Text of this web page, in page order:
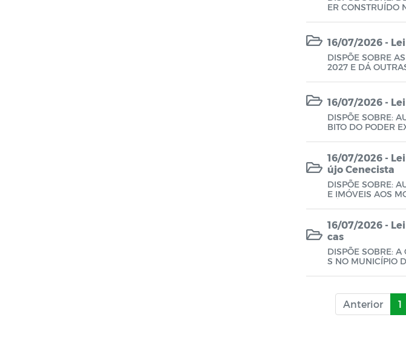
ER CONSTRUÍDO
16/07/2026 -
DISPÕE SOBRE
2027 E DÁ
16/07/2026 -
DISPÕE SOBRE:
BITO DO PODER
16/07/2026 -
újo Cenecista
DISPÕE SOBRE:
E IMÓVEIS AOS
16/07/2026 -
cas
DISPÕE SOBRE:
S NO MUNICÍPIO
Anterior 1